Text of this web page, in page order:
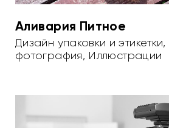
Аливария Питное
Дизайн упаковки и этикетки,
фотография, Иллюстрации